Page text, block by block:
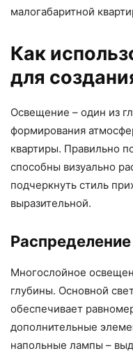
малогабаритной
Как
для
Освещение – один из
формирования
квартиры. Правильно
способны визуально
подчеркнуть стиль
выразительной.
Многослойное
глубины. Основной
обеспечивает
дополнительные
напольные лампы –